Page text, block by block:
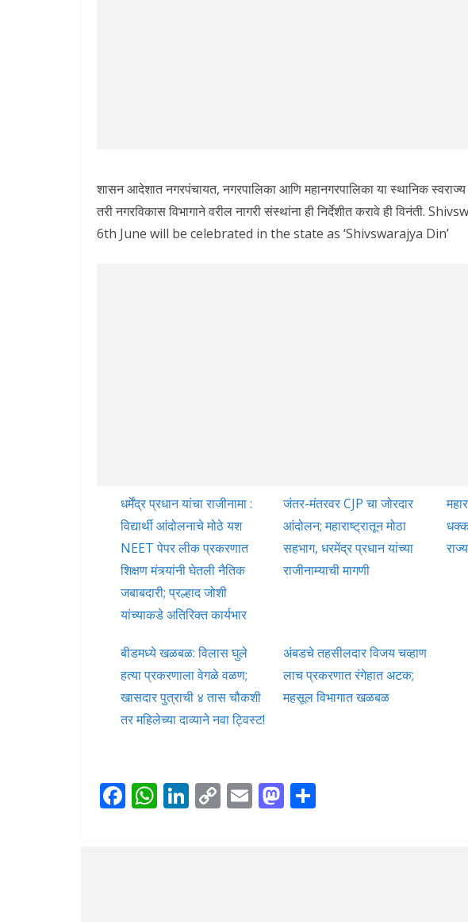
शासन आदेशात नगरपंचायत, नगरपालिका आणि महानगरपालिका या स्थानिक
तरी नगरविकास विभागाने वरील नागरी संस्थांना ही निर्देशीत करावे ही विनंती.
6th June will be celebrated in the state as ‘Shivswarajya Din’
धर्मेंद्र प्रधान यांचा राजीनामा :
विद्यार्थी आंदोलनाचे मोठे यश
NEET पेपर लीक प्रकरणात
शिक्षण मंत्र्यांनी घेतली नैतिक
जबाबदारी; प्रल्हाद जोशी
यांच्याकडे अतिरिक्त कार्यभार
जंतर-मंतरवर CJP चा जोरदार
आंदोलन; महाराष्ट्रातून मोठा
सहभाग, धरमेंद्र प्रधान यांच्या
राजीनाम्याची मागणी
बीडमध्ये खळबळ: विलास घुले
हत्या प्रकरणाला वेगळे वळण;
खासदार पुत्राची ४ तास चौकशी
तर महिलेच्या दाव्याने नवा ट्विस्ट!
अंबडचे तहसीलदार विजय चव्हाण
लाच प्रकरणात रंगेहात अटक;
महसूल विभागात खळबळ
F W Li C E M